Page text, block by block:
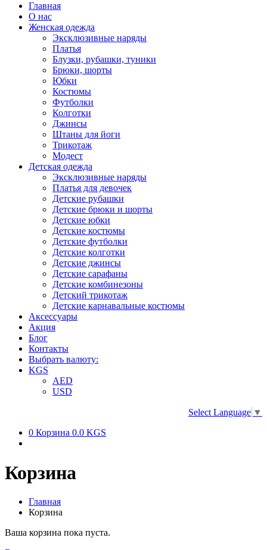
Главная
О нас
Женская одежда
Эксклюзивные наряды
Платья
Блузки, рубашки, туники
Брюки, шорты
Юбки
Костюмы
Футболки
Колготки
Джинсы
Штаны для йоги
Трикотаж
Модест
Детская одежда
Эксклюзивные наряды
Платья для девочек
Детские рубашки
Детские брюки и шорты
Детские юбки
Детские костюмы
Детские футболки
Детские колготки
Детские джинсы
Детские сарафаны
Детские комбинезоны
Детский трикотаж
Детские карнавальные костюмы
Аксессуары
Акция
Блог
Контакты
Выбрать валюту:
KGS
AED
USD
Select Language ▼
0 Корзина 0.0 KGS
Корзина
Главная
Корзина
Ваша корзина пока пуста.